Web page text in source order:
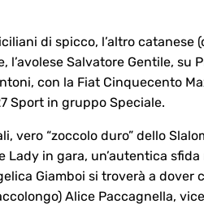
di spicco, l’altro catanese
l’avolese Salvatore Gentile, su
con la Fiat Cinquecento
Sport in gruppo Speciale.
vero “zoccolo duro” dello
Lady in gara, un’autentica
Giamboi si troverà a dover
Alice Paccagnella,